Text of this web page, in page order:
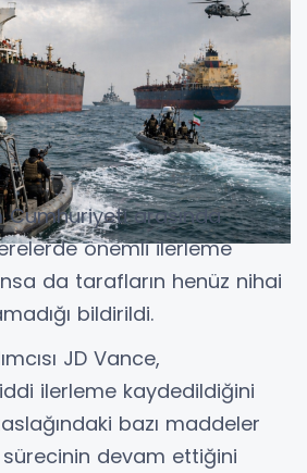
Cumhuriyeti arasında
önemli ilerleme
da tarafların henüz nihai
bildirildi.
JD Vance,
ilerleme kaydedildiğini
bazı maddeler
devam ettiğini